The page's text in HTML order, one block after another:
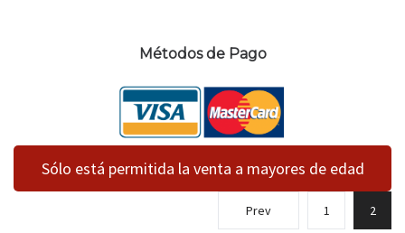
Métodos de Pago
Sólo está permitida la venta a mayores de edad
Prev 1 2